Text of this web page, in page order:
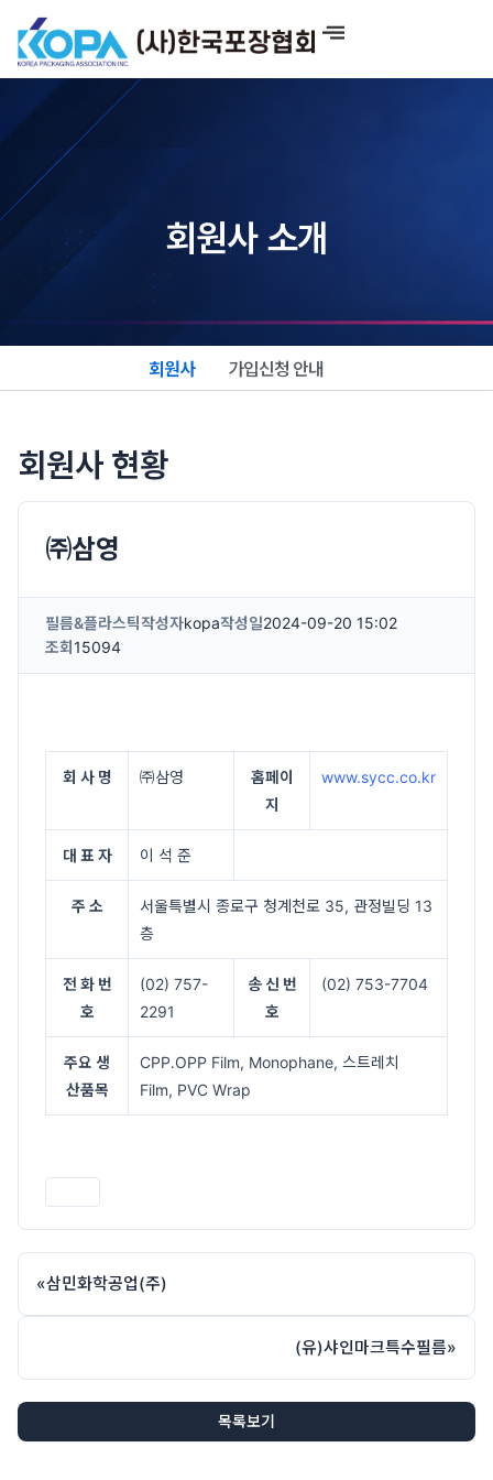
너
회원사 소개
회원사 가입신청 안내
회원사 현황
㈜삼영
필름&플라스틱작성자kopa작성일2024-09-20 15:02
조회 15094
회 사 명 ㈜삼영
홈페이
지
www.sycc.co.kr
대 표 자 이 석 준
주 소
서울특별시 종로구 청계천로 35, 관정빌딩 13
층
전 화 번
호
(02) 757-
2291
송 신 번
호
(02) 753-7704
주요 생
산품목
CPP․OPP Film, Monophane, 스트레치
Film, PVC Wrap
«삼민화학공업(주)
(유)샤인마크특수필름»
목록보기